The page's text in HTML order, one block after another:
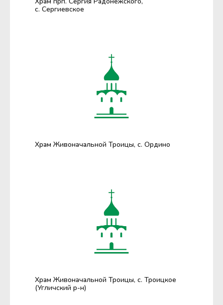
с. Сергиевское
Храм Живоначальной Троицы, с. Ордино
Храм Живоначальной Троицы, с. Троицкое
(Угличский р-н)